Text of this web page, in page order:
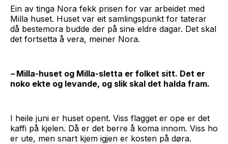
Ein av tinga Nora fekk prisen for var arbeidet med
Milla huset. Huset var eit samlingspunkt for taterar
då bestemora budde der på sine eldre dagar. Det skal
det fortsetta å vera, meiner Nora.
–Milla-huset og Milla-sletta er folket sitt. Det er
noko ekte og levande, og slik skal det halda fram.
I heile juni er huset opent. Viss flagget er ope er det
kaffi på kjelen. Då er det berre å koma innom. Viss ho
er ute, men snart kjem igjen er kosten på døra.